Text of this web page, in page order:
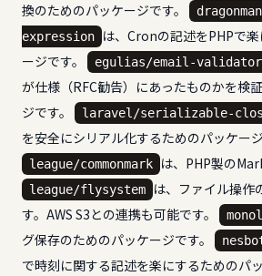
換のためのパッケージです。
expression
は、Cronの記述をPHPで
ージです。
egulias/email-validator
が仕様（RFC勧告）にあったものかを検
ジです。
laravel/serializable-
を安全にシリアル化するためのパッケージ
league/commonmark は、PHP製の
league/flysystem
は、ファイル操作
す。AWS S3との連携も可能です。
グ保存のためのパッケージです。
で時刻に関する記述を楽にするためのパッ